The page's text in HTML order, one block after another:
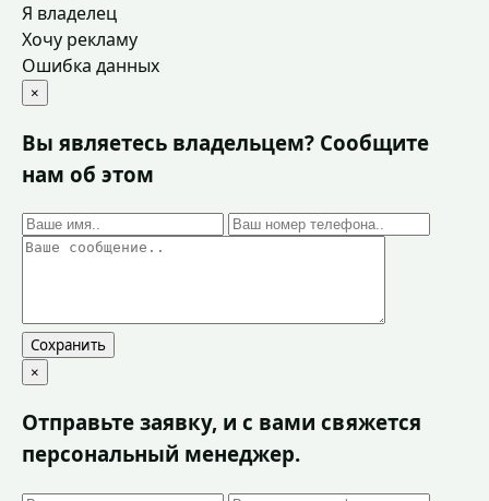
Я владелец
Хочу рекламу
Ошибка данных
×
Вы являетесь владельцем? Сообщите
нам об этом
Сохранить
×
Отправьте заявку, и с вами свяжется
персональный менеджер.